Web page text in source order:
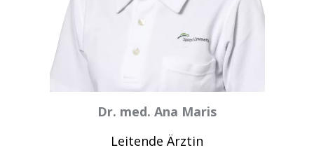
Dr. med. Ana Maris
Leitende Ärztin